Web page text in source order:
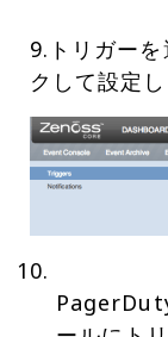
9.トリガーを
クして設定し